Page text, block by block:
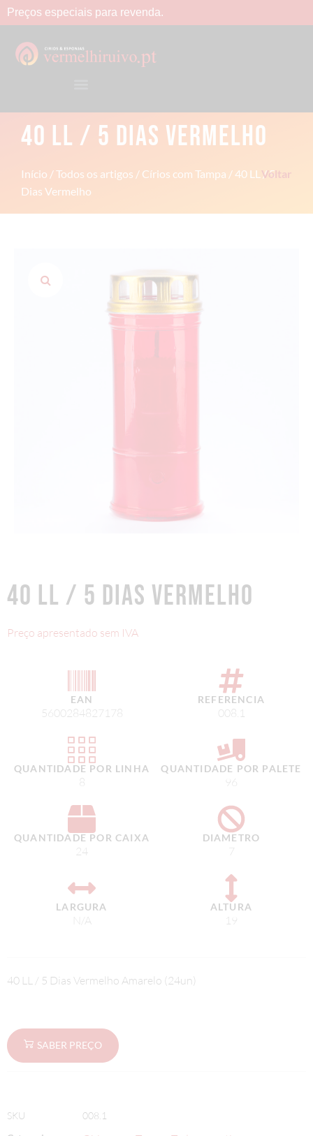
Preços especiais para revenda.
40 LL / 5 DIAS VERMELHO
Início /Todos os artigos / Círios com Tampa / 40 LL / 5
Dias Vermelho
Voltar
40 LL / 5 DIAS VERMELHO
Preço apresentado sem IVA
EAN
5600284827178
QUANTIDADE POR LINHA
8
QUANTIDADE POR CAIXA
24
LARGURA
N/A
REFERENCIA
008.1
QUANTIDADE POR PALETE
96
DIAMETRO
ALTURA
19
40 LL / 5 Dias Vermelho Amarelo (24un)
SABER PREÇO
SKU
008.1